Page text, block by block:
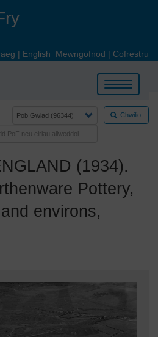
| English Mewngofnod | Cofrestru
Toggle
navigation
Chwilio
(1934).
Pottery,
environs,